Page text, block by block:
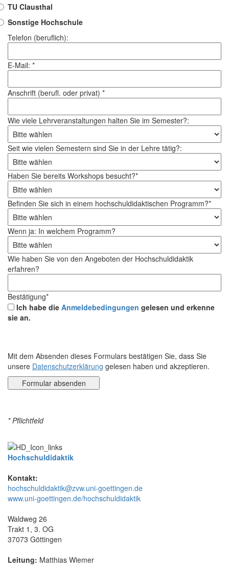
TU Clausthal
Sonstige Hochschule
Telefon (beruflich):
E-Mail: *
Anschrift (berufl. oder privat) *
Wie viele Lehrveranstaltungen halten Sie im Semester?:
Seit wie vielen Semestern sind Sie in der Lehre tätig?:
Haben Sie bereits Workshops besucht?*
Befinden Sie sich in einem hochschuldidaktischen Programm?*
Wenn ja: In welchem Programm?
Wie haben Sie von den Angeboten der Hochschuldidaktik
erfahren?
Bestätigung*
Ich habe die Anmeldebedingungen gelesen und erkenne
sie an.
Mit dem Absenden dieses Formulars bestätigen Sie, dass Sie
unsere Datenschutzerklärung gelesen haben und akzeptieren.
* Pflichtfeld
Hochschuldidaktik
Kontakt:
hochschuldidaktik@zvw.uni-goettingen.de
www.uni-goettingen.de/hochschuldidaktik
Waldweg 26
Trakt 1, 3. OG
37073 Göttingen
Leitung: Matthias Wiemer